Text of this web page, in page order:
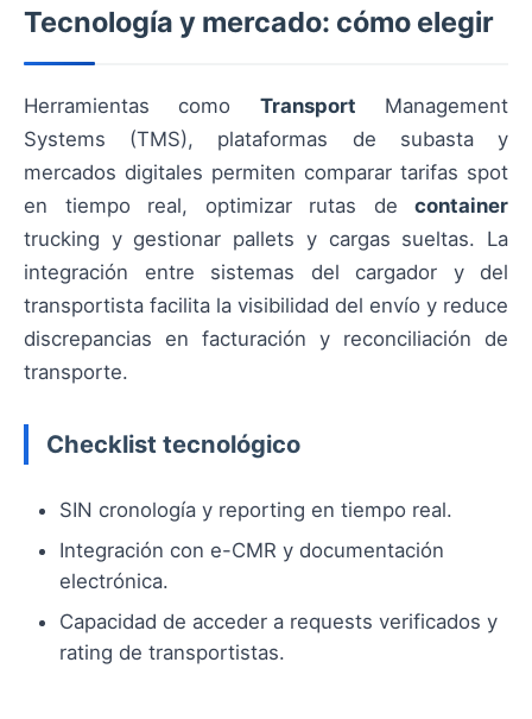
Tecnología y mercado: cómo elegir
Herramientas como Transport Management
Systems (TMS), plataformas de subasta y
mercados digitales permiten comparar tarifas spot
en tiempo real, optimizar rutas de container
trucking y gestionar pallets y cargas sueltas. La
integración entre sistemas del cargador y del
transportista facilita la visibilidad del envío y reduce
discrepancias en facturación y reconciliación de
transporte.
Checklist tecnológico
SIN cronología y reporting en tiempo real.
Integración con e-CMR y documentación
electrónica.
Capacidad de acceder a requests verificados y
rating de transportistas.